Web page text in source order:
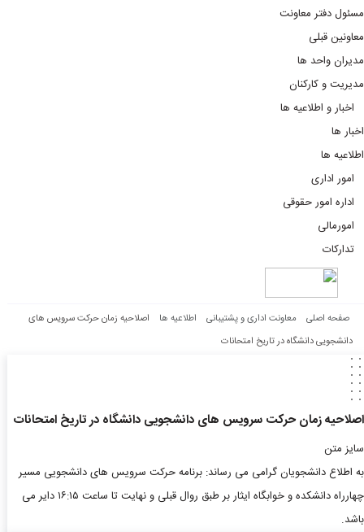
مسئول دفتر معاونت
معاونین قبلی
مدیران واحد ها
مدیریت و کارکنان
اخبار و اطلاعیه ها
اخبار ها
اطلاعیه ها
امور اداری
اداره امور حقوقی
امورمالی
تدارکات
صفحه اصلی معاونت اداری و پشتیبانی اطلاعیه ها
اصلاحیه زمان حرکت سرویس های
دانشجویی دانشگاه در تاریخ امتحانات
اصلاحیه زمان حرکت سرویس های دانشجویی دانشگاه در تاریخ امتحانات
سایز متن
به اطلاع دانشجویان گرامی می رساند: برنامه حرکت سرویس های دانشجویی مسیر
چهارراه دانشکده و خوابگاه ایثار بر طبق روال قبلی و نهایت تا ساعت ۱۶:۱۵ دایر می
باشد.